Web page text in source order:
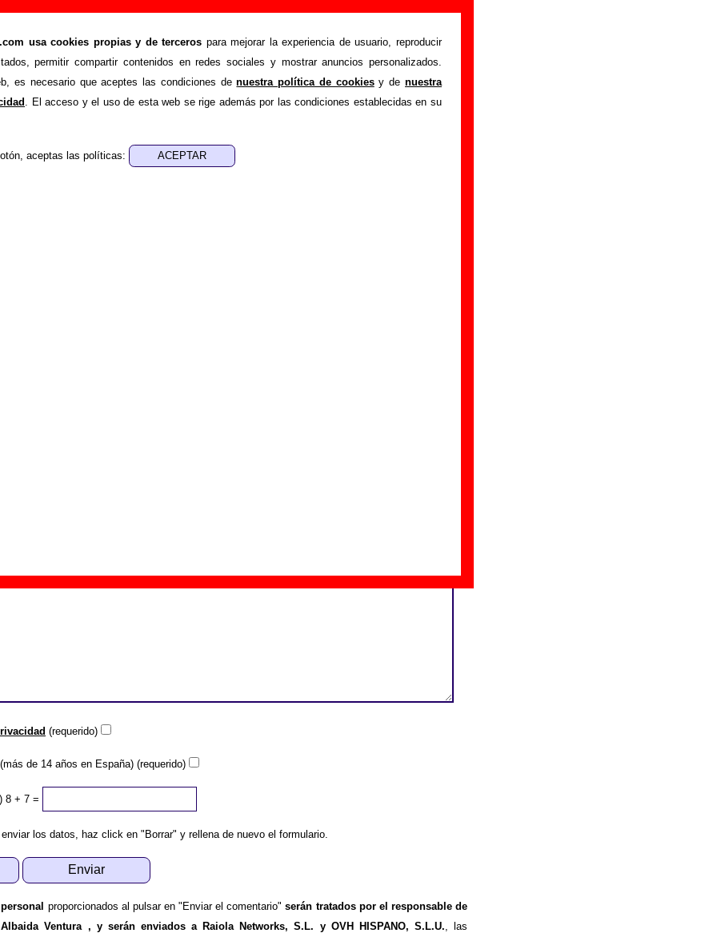
usa cookies propias y de terceros para mejorar la experiencia de usuario, reproducir
permitir compartir contenidos en redes sociales y mostrar anuncios personalizados.
es necesario que aceptes las condiciones denuestra política de cookiesy denuestra
. El acceso y el uso de esta web se rige además por las condiciones establecidas en su
aceptas las políticas:
o corregir información
>Añadir
adicional, puedes enviar nueva información o corregir la existente mediante el
o escribiendo un e-mail a guialven@musicoscopio.com.Gracias por tu
(requerido)
de 14 años en España) (requerido)
8 + 7 =
los datos, haz click en "Borrar" y rellena de nuevo el formulario.
proporcionados al pulsar en "Enviar el comentario"serán tratados por el responsable de
Ventura , y serán enviados a Raiola Networks, S.L. y OVH HISPANO, S.L.U. , las